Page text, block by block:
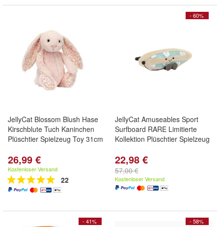
JellyCat Blossom Blush Hase
Kirschblute Tuch Kaninchen
Plüschtier Spielzeug Toy 31cm
26,99 €
Kostenloser Versand
22
- 60%
JellyCat Amuseables Sport
Surfboard RARE Limitierte
Kollektion Plüschtier Spielzeug
22,98 €
57,00 €
Kostenloser Versand
- 41% - 58%